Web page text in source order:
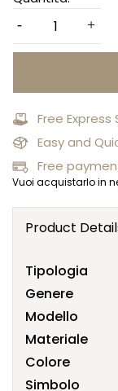
Free Express
Easy and
Free
Vuoi acquistarlo in
Product
Tipologia
Genere
Modello
Materiale
Colore
Simbolo